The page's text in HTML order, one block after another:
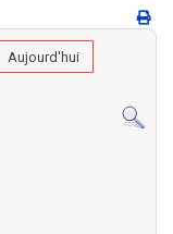
Aujourd'hui